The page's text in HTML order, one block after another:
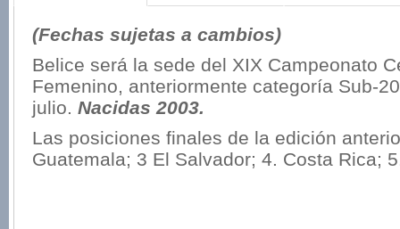
(Fechas sujetas a cambios)
Belice será la sede del XIX Campeonato
Femenino, anteriormente categoría Sub-
julio. Nacidas 2003.
Las posiciones finales de la edición
Guatemala; 3 El Salvador; 4. Costa Rica;